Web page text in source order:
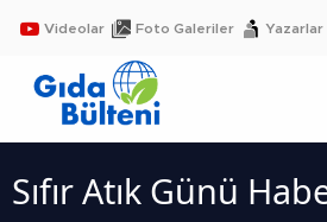
Videolar Foto Galeriler Yazarlar
Sıfır Atık Günü